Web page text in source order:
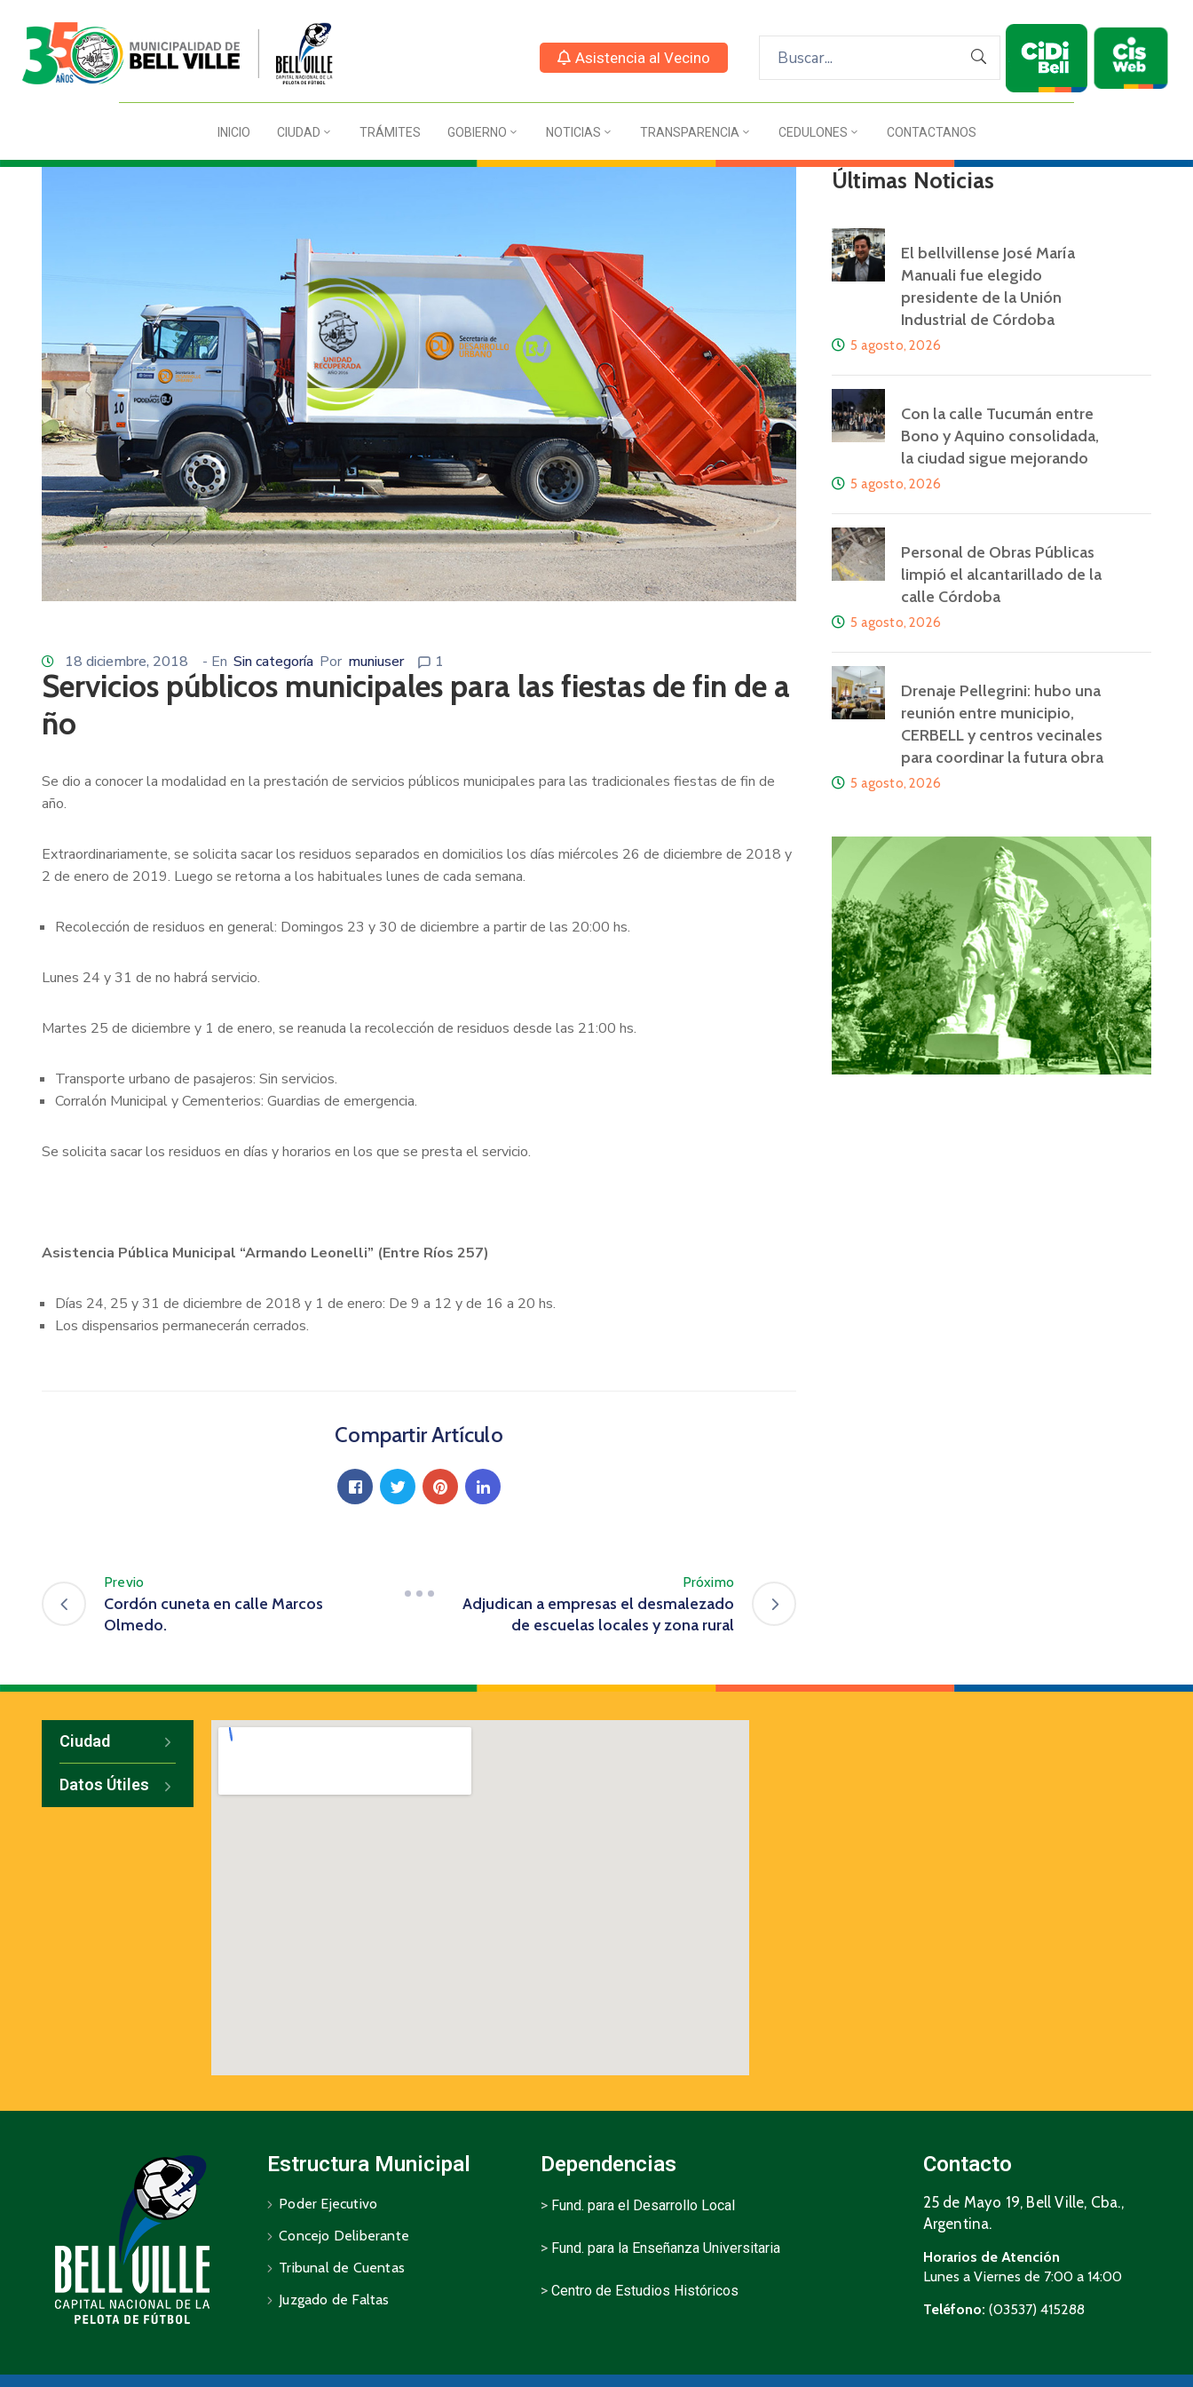
Asistencia al Vecino
INICIO CIUDAD TRÁMITES GOBIERNO NOTICIAS TRANSPARENCIA CEDULONES CONTACTANOS
18 diciembre, 2018 - En Sin categoría Por muniuser 1
Servicios públicos municipales para las fiestas de fin de a
ño
Se dio a conocer la modalidad en la prestación de servicios públicos municipales para las tradicionales fiestas de fin de
año.
Extraordinariamente, se solicita sacar los residuos separados en domicilios los días miércoles 26 de diciembre de 2018 y
2 de enero de 2019. Luego se retorna a los habituales lunes de cada semana.
Recolección de residuos en general: Domingos 23 y 30 de diciembre a partir de las 20:00 hs.
Lunes 24 y 31 de no habrá servicio.
Martes 25 de diciembre y 1 de enero, se reanuda la recolección de residuos desde las 21:00 hs.
Transporte urbano de pasajeros: Sin servicios.
Corralón Municipal y Cementerios: Guardias de emergencia.
Se solicita sacar los residuos en días y horarios en los que se presta el servicio.
Asistencia Pública Municipal “Armando Leonelli” (Entre Ríos 257)
Días 24, 25 y 31 de diciembre de 2018 y 1 de enero: De 9 a 12 y de 16 a 20 hs.
Los dispensarios permanecerán cerrados.
Compartir Artículo
Previo
Cordón cuneta en calle Marcos
Olmedo.
Próximo
Adjudican a empresas el desmalezado
de escuelas locales y zona rural
Últimas Noticias
El bellvillense José María
Manuali fue elegido
presidente de la Unión
Industrial de Córdoba
5 agosto, 2026
Con la calle Tucumán entre
Bono y Aquino consolidada,
la ciudad sigue mejorando
5 agosto, 2026
Personal de Obras Públicas
limpió el alcantarillado de la
calle Córdoba
5 agosto, 2026
Drenaje Pellegrini: hubo una
reunión entre municipio,
CERBELL y centros vecinales
para coordinar la futura obra
5 agosto, 2026
Ciudad
Datos Útiles
Estructura Municipal
Poder Ejecutivo
Concejo Deliberante
Tribunal de Cuentas
Juzgado de Faltas
Dependencias
> Fund. para el Desarrollo Local
> Fund. para la Enseñanza Universitaria
> Centro de Estudios Históricos
Contacto
25 de Mayo 19, Bell Ville, Cba.,
Argentina.
Horarios de Atención
Lunes a Viernes de 7:00 a 14:00
Teléfono: (03537) 415288